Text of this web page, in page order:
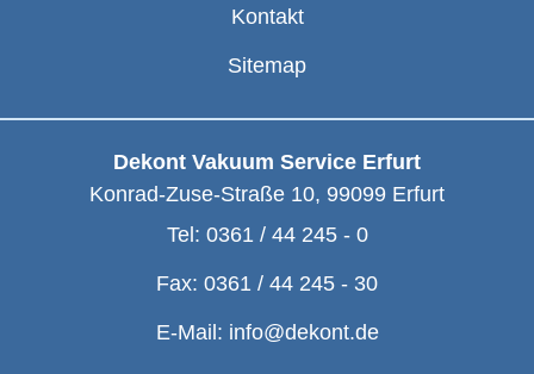
Kontakt
Sitemap
Dekont Vakuum Service Erfurt
Konrad-Zuse-Straße 10, 99099 Erfurt
Tel: 0361 / 44 245 - 0
Fax: 0361 / 44 245 - 30
E-Mail: info@dekont.de